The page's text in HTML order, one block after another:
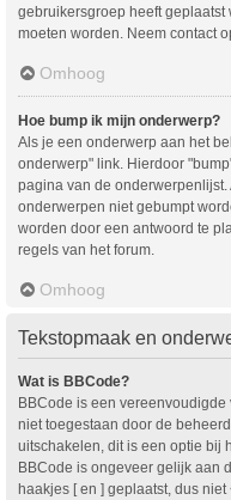
gebruikersgroep heeft
moeten worden. Neem contact
Omhoog
Hoe bump ik mijn onderwerp?
Als je een onderwerp aan het
onderwerp" link. Hierdoor
pagina van de
onderwerpen niet gebumpt
worden door een antwoord te
regels van het forum.
Omhoog
Tekstopmaak en
Wat is BBCode?
BBCode is een
niet toegestaan door de
uitschakelen, dit is een optie bij
BBCode is ongeveer gelijk aan
haakjes [ en ] geplaatst, dus